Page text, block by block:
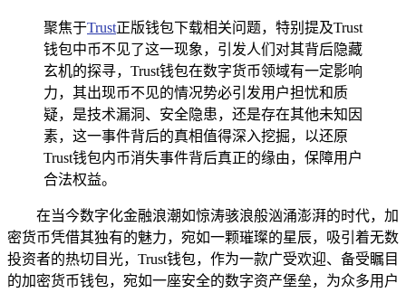
聚焦于Trust正版钱包下载相关问题，特别提及Trust
钱包中币不见了这一现象，引发人们对其背后隐藏
玄机的探寻，Trust钱包在数字货币领域有一定影响
力，其出现币不见的情况势必引发用户担忧和质
疑，是技术漏洞、安全隐患，还是存在其他未知因
素，这一事件背后的真相值得深入挖掘，以还原
Trust钱包内币消失事件背后真正的缘由，保障用户
合法权益。
在当今数字化金融浪潮如惊涛骇浪般汹涌澎湃的时代，加
密货币凭借其独有的魅力，宛如一颗璀璨的星辰，吸引着无数
投资者的热切目光，Trust钱包，作为一款广受欢迎、备受瞩目
的加密货币钱包，宛如一座安全的数字资产堡垒，为众多用户